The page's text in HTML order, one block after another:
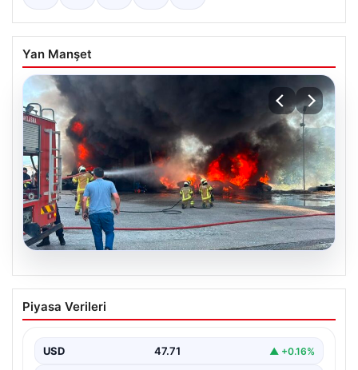
Yan Manşet
06.08.2026
Dumanlar ilçeyi kapladı: Bursa’da
tamirhanede yangın
Piyasa Verileri
USD 47.71 ▲ +0.16%